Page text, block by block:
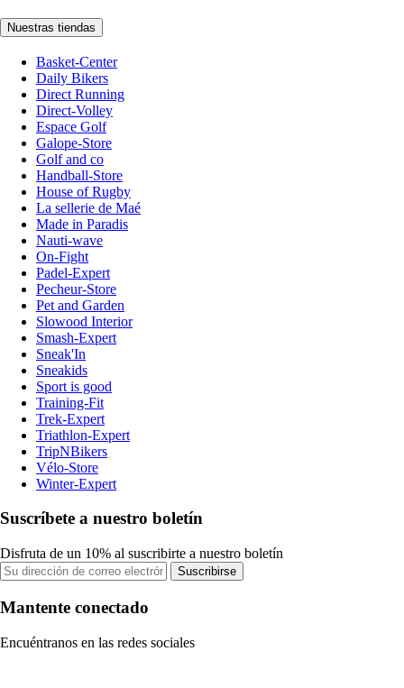
Nuestras tiendas
Basket-Center
Daily Bikers
Direct Running
Direct-Volley
Espace Golf
Galope-Store
Golf and co
Handball-Store
House of Rugby
La sellerie de Maé
Made in Paradis
Nauti-wave
On-Fight
Padel-Expert
Pecheur-Store
Pet and Garden
Slowood Interior
Smash-Expert
Sneak'In
Sneakids
Sport is good
Training-Fit
Trek-Expert
Triathlon-Expert
TripNBikers
Vélo-Store
Winter-Expert
Suscríbete a nuestro boletín
Disfruta de un 10% al suscribirte a nuestro boletín
Suscribirse
Mantente conectado
Encuéntranos en las redes sociales